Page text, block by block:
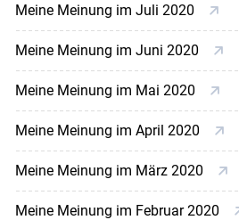
Meine Meinung im Juli 2020
Meine Meinung im Juni 2020
Meine Meinung im Mai 2020
Meine Meinung im April 2020
Meine Meinung im März 2020
Meine Meinung im Februar 2020